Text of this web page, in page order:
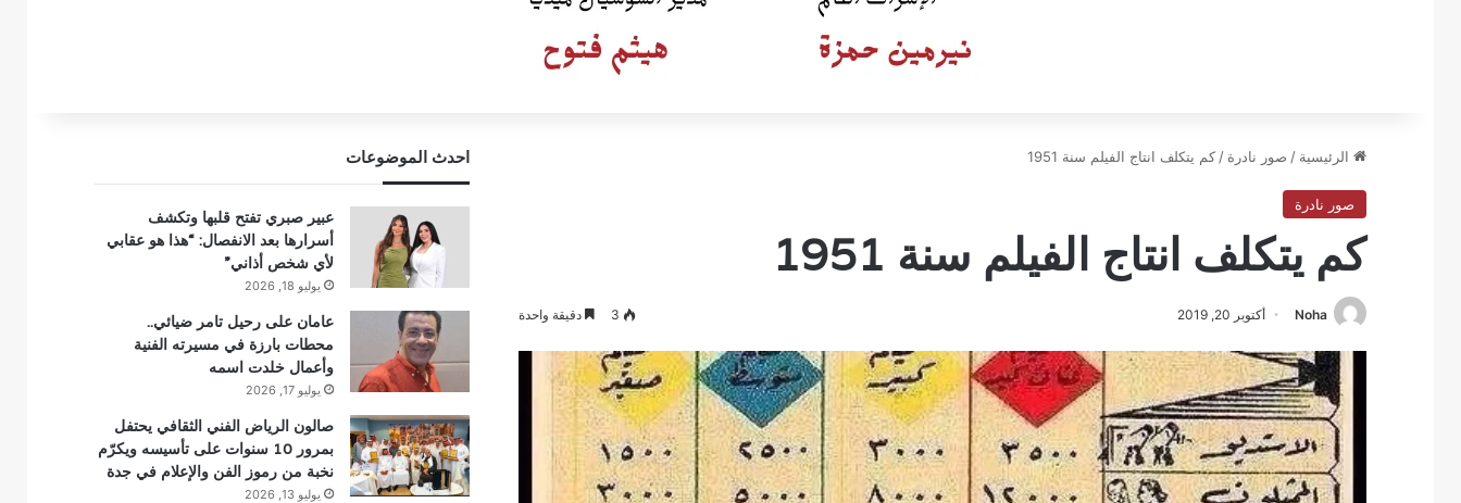
الرئيسية / صور نادرة / كم يتكلف انتاج الفيلم سنة 1951
صور نادرة
كم يتكلف انتاج الفيلم سنة 1951
Noha أكتوبر 20, 2019 3 دقيقة واحدة
احدث الموضوعات
عبير صبري تفتح قلبها وتكشف
أسرارها بعد الانفصال: “هذا هو عقابي
لأي شخص أذاني”
يوليو 18, 2026
عامان على رحيل تامر ضيائي..
محطات بارزة في مسيرته الفنية
وأعمال خلدت اسمه
يوليو 17, 2026
صالون الرياض الفني الثقافي يحتفل
بمرور 10 سنوات على تأسيسه ويكرّم
نخبة من رموز الفن والإعلام في جدة
يوليو 13, 2026